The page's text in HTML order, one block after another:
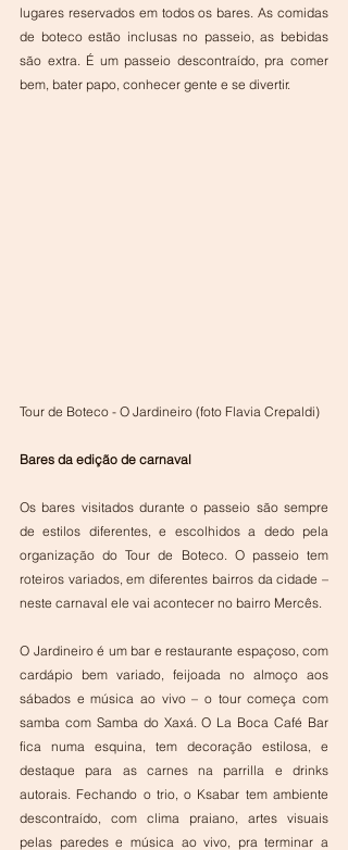
lugares reservados em todos os bares. As comidas
de boteco estão inclusas no passeio, as bebidas
são extra. É um passeio descontraído, pra comer
bem, bater papo, conhecer gente e se divertir.
Tour de Boteco - O Jardineiro (foto Flavia Crepaldi)
Bares da edição de carnaval
Os bares visitados durante o passeio são sempre
de estilos diferentes, e escolhidos a dedo pela
organização do Tour de Boteco. O passeio tem
roteiros variados, em diferentes bairros da cidade –
neste carnaval ele vai acontecer no bairro Mercês.
O Jardineiro é um bar e restaurante espaçoso, com
cardápio bem variado, feijoada no almoço aos
sábados e música ao vivo – o tour começa com
samba com Samba do Xaxá. O La Boca Café Bar
fica numa esquina, tem decoração estilosa, e
destaque para as carnes na parrilla e drinks
autorais. Fechando o trio, o Ksabar tem ambiente
descontraído, com clima praiano, artes visuais
pelas paredes e música ao vivo, pra terminar a